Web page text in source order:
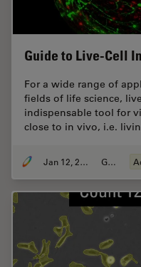
Guide to Live-Cell
For a wide range of
fields of life science,
indispensable tool for
close to in vivo, i.e.
Jan 12, 2026 Guia